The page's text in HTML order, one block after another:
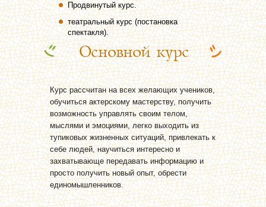
Продвинутый курс.
театральный курс (постановка
спектакля).
Основной курс
Курс рассчитан на всех желающих учеников,
обучиться актерскому мастерству, получить
возможность управлять своим телом,
мыслями и эмоциями, легко выходить из
тупиковых жизненных ситуаций, привлекать к
себе людей, научиться интересно и
захватывающе передавать информацию и
просто получить новый опыт, обрести
единомышленников.